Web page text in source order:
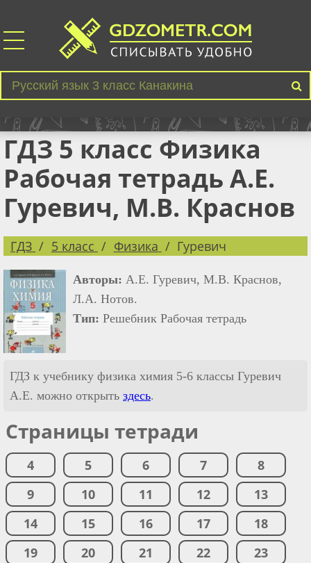
ГДЗ 5 класс Физика
Рабочая тетрадь А.Е.
Гуревич, М.В. Краснов
ГДЗ 5 класс Физика Гуревич
Авторы: А.Е. Гуревич, М.В. Краснов,
Л.А. Нотов.
Тип: Решебник Рабочая тетрадь
ГДЗ к учебнику физика химия 5-6 классы Гуревич
А.Е. можно открыть здесь.
Страницы тетради
4 5 6 7
8
9
10 11 12
13
14
15 16 17
18
19
20 21 22
23